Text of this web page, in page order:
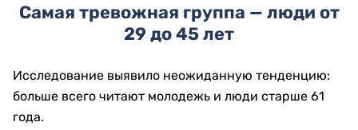
Самая тревожная группа — люди от
29 до 45 лет
Исследование выявило неожиданную тенденцию:
больше всего читают молодежь и люди старше 61
года.